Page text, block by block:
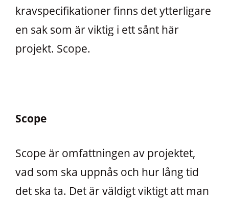
kravspecifikationer finns det ytterligare
en sak som är viktig i ett sånt här
projekt. Scope.
Scope
Scope är omfattningen av projektet,
vad som ska uppnås och hur lång tid
det ska ta. Det är väldigt viktigt att man